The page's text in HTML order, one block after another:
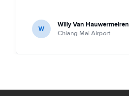
W Willy Van Hauwermeiren
Chiang Mai Airport